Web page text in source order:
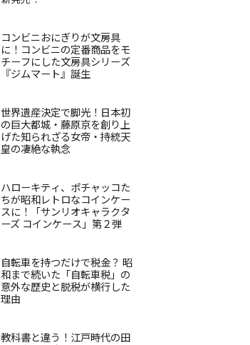
コンビニおにぎりが文房具
に！コンビニの定番商品をモ
チーフにした文房具シリーズ
『ジムマート』誕生
世界遺産決定で脚光！日本初
の巨大都城・藤原京を創り上
げた知られざる女帝・持統天
皇の凄絶な執念
ハローキティ、ポチャッコた
ちが昭和レトロなコインケー
スに！「サンリオキャラクタ
ーズ コインケース」第２弾
自転車を持つだけで税金？ 昭
和まで続いた「自転車税」の
意外な歴史と脱税が横行した
理由
教科書と違う！江戸時代の田